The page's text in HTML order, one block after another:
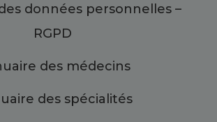
données personnelles –
RGPD
des médecins
des spécialités